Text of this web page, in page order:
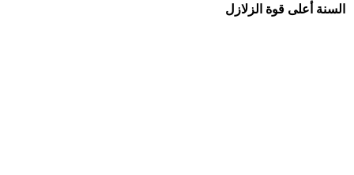
السنة أعلى قوة الزلازل